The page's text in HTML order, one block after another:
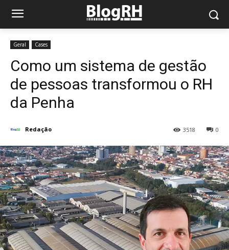
Geral Cases
Como um sistema de gestão
de pessoas transformou o RH
da Penha
Redação 0
3518